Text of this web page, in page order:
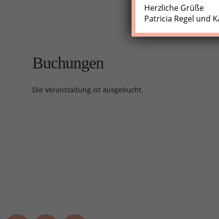
Buchungen
Die Veranstaltung ist ausgebucht.
Herzliche Grüße
Patricia Regel und